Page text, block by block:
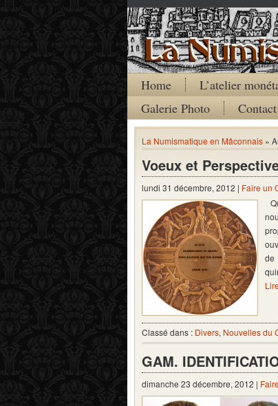
Home L’atelier
Galerie Photo
Contact
La Numismatique en Mâconnais »
Voeux et
lundi 31 décembre, 2012 | Faire un
de
Classé dans : Divers, Nouvelles du
GAM.
dimanche 23 décembre, 2012 |